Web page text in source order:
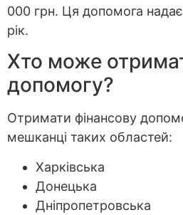
000 грн. Ця допомога
рік.
Хто може
допомогу?
Отримати фінансову
мешканці таких областей:
Харківська
Донецька
Дніпропетровська